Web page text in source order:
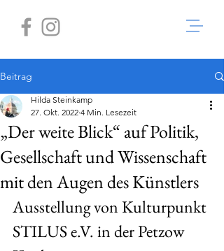
Beitrag
„Der weite Blick“ auf Politik,
Gesellschaft und Wissenschaft
mit den Augen des Künstlers
Hilda Steinkamp
27. Okt. 2022 4 Min. Lesezeit
Ausstellung von Kulturpunkt
STILUS e.V. in der Petzow